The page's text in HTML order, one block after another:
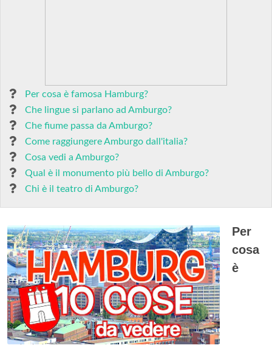
Per cosa è famosa Hamburg?
Che lingue si parlano ad Amburgo?
Che fiume passa da Amburgo?
Come raggiungere Amburgo dall'italia?
Cosa vedi a Amburgo?
Qual è il monumento più bello di Amburgo?
Chi è il teatro di Amburgo?
Per
cosa
è